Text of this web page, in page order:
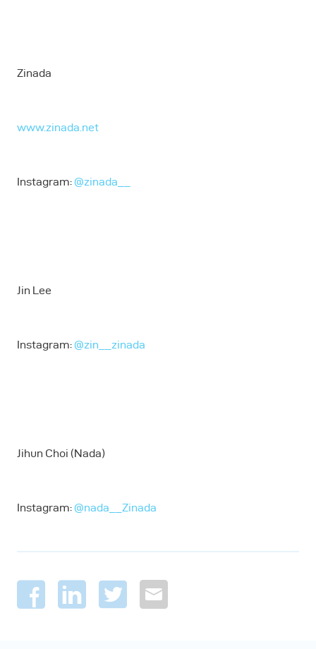
Zinada
www.zinada.net
Instagram:@zinada__
Jin Lee
Instagram:@zin__zinada
Jihun Choi (Nada)
Instagram:@nada__Zinada